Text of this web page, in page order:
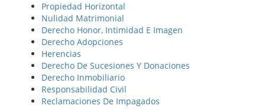
Propiedad Horizontal
Nulidad Matrimonial
Derecho Honor, Intimidad E Imagen
Derecho Adopciones
Herencias
Derecho De Sucesiones Y Donaciones
Derecho Inmobiliario
Responsabilidad Civil
Reclamaciones De Impagados